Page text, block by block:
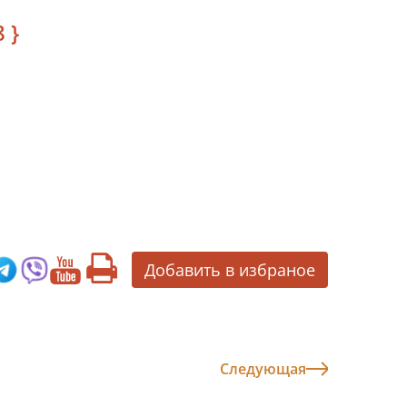
}
Добавить в избраное
Следующая